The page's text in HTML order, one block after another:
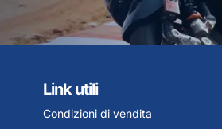
Link utili
Condizioni di vendita